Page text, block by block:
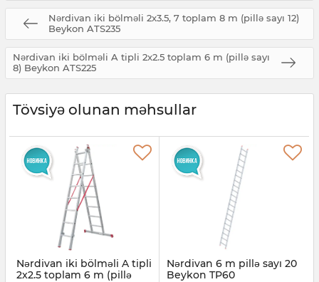
Nərdivan iki bölməli 2x3.5, 7 toplam 8 m (pillə sayı 12)
Beykon ATS235
Nərdivan iki bölməli A tipli 2x2.5 toplam 6 m (pillə sayı
8) Beykon ATS225
Tövsiyə olunan məhsullar
Nərdivan iki bölməli A tipli
2x2.5 toplam 6 m (pillə
Nərdivan 6 m pillə sayı 20
Beykon TP60